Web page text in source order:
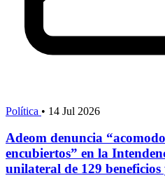
Política • 14 Jul 2026
Adeom denuncia
encubiertos” en la
unilateral de 129